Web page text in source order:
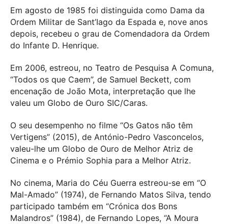
Em agosto de 1985 foi distinguida como Dama da
Ordem Militar de Sant’Iago da Espada e, nove anos
depois, recebeu o grau de Comendadora da Ordem
do Infante D. Henrique.
Em 2006, estreou, no Teatro de Pesquisa A Comuna,
“Todos os que Caem”, de Samuel Beckett, com
encenação de João Mota, interpretação que lhe
valeu um Globo de Ouro SIC/Caras.
O seu desempenho no filme “Os Gatos não têm
Vertigens” (2015), de António-Pedro Vasconcelos,
valeu-lhe um Globo de Ouro de Melhor Atriz de
Cinema e o Prémio Sophia para a Melhor Atriz.
No cinema, Maria do Céu Guerra estreou-se em “O
Mal-Amado” (1974), de Fernando Matos Silva, tendo
participado também em “Crónica dos Bons
Malandros” (1984), de Fernando Lopes, “A Moura